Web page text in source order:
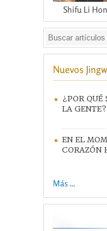
Shifu Li
Nuevos
¿POR QUÉ
LA GENTE?
EN EL
CORAZÓN
Más ...